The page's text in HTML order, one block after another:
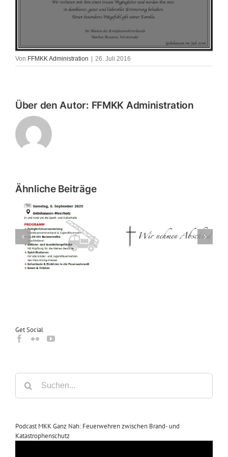
Von FFMKK Administration 26. Juli 2016
Über den Autor: FFMKK Administration
Ähnliche Beiträge
Trauer um Erich Bös
Get Social
Suche
nach:
Podcast MKK Ganz Nah: Feuerwehren zwischen Brand- und
Katastrophenschutz